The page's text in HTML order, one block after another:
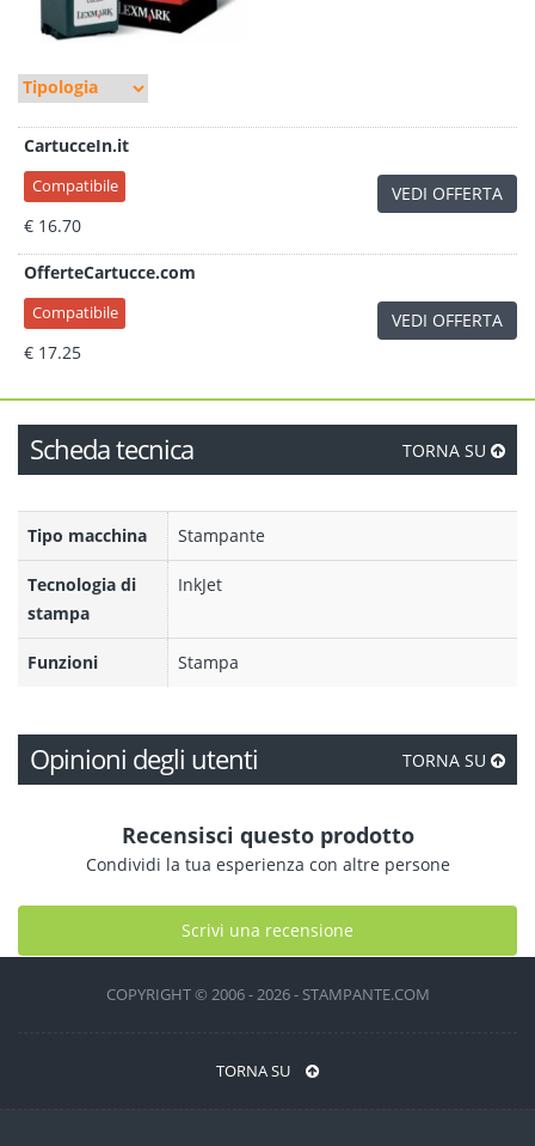
CartucceIn.it
Compatibile
€ 16.70
VEDI OFFERTA
OfferteCartucce.com
Compatibile
€ 17.25
VEDI OFFERTA
Scheda tecnica TORNA SU
Tipo macchina Stampante
Tecnologia di
stampa
InkJet
Funzioni Stampa
Opinioni degli utenti TORNA SU
Recensisci questo prodotto
Condividi la tua esperienza con altre persone
Scrivi una recensione
COPYRIGHT © 2006 - 2026 - STAMPANTE.COM
TORNA SU